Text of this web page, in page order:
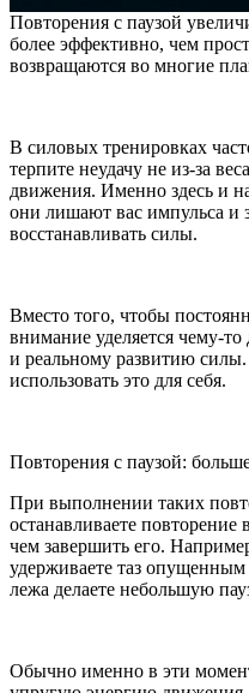
Повторения с паузой
более эффективно, чем
возвращаются во многие
В силовых тренировках
терпите неудачу не из-за
движения. Именно здесь и
они лишают вас импульса и
восстанавливать силы.
Вместо того, чтобы
внимание уделяется чему-
и реальному развитию
использовать это для себя.
Повторения с паузой:
При выполнении таких
останавливаете
чем завершить его.
удерживаете таз
лежа делаете небольшую
Обычно именно в эти